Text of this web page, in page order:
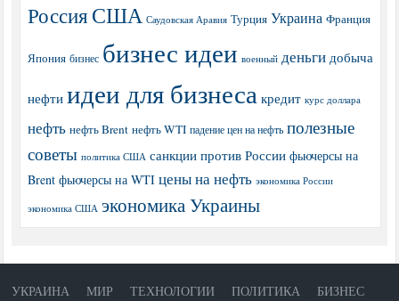
РоссияСША Саудовская Аравия Турция Украина Франция
Япония бизнес бизнес идеи военный деньги добыча
нефти идеи для бизнеса кредит курс доллара
нефть нефть Brent нефть WTI падение цен на нефть полезные
советы политика США санкции против России фьючерсы на
Brent фьючерсы на WTI цены на нефть экономика России
экономика США экономика Украины
УКРАИНА МИР ТЕХНОЛОГИИ ПОЛИТИКА
БИЗНЕС